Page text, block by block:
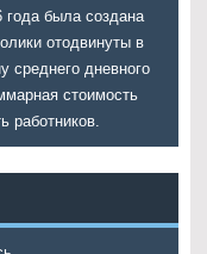
года была создана
отодвинуты в
среднего дневного
стоимость
работников.